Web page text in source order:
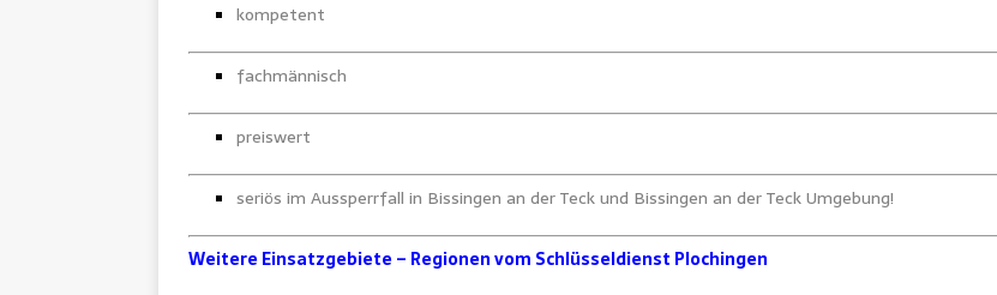
kompetent
fachmännisch
preiswert
seriös im Aussperrfall in Bissingen an der Teck und Bissingen an der Teck Umgebung!
Weitere Einsatzgebiete – Regionen vom Schlüsseldienst Plochingen